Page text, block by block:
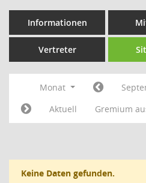
Informationen
Vertreter
Monat
Aktuell
Gremium
Keine Daten gefunden.